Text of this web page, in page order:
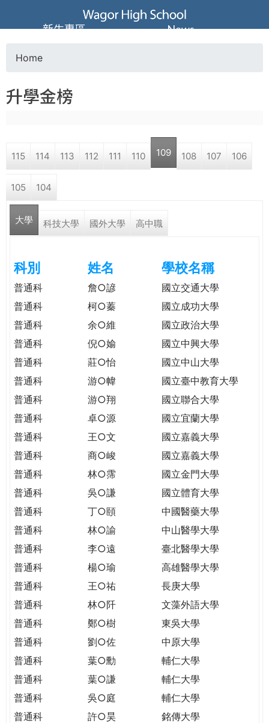
Jump to navigation
葳
格
高
學
格。
民。
WAGOR
TODAY
THE
WORLD
TOMORROW
PUTTING
YOU
THE
PATH
CITIZENSHIP
o
a
r
e
e
r
e
Home
升學金榜
115 114 113 112 111 110 109 108 107 106
105 104
大學 科技大學 國外大學 高中職
科別 姓名 學校名稱
普通科 詹○諺
國立交通大學
普通科
柯○蓁
國立成功大學
普通科
余○維
國立政治大學
普通科
倪○媮
國立中興大學
普通科
莊○怡
國立中山大學
普通科
游○幃
國立臺中教育大學
普通科
游○翔
國立聯合大學
普通科
卓○源
國立宜蘭大學
普通科
王○文
國立嘉義大學
普通科
商○峻
國立嘉義大學
普通科
林○霈
國立金門大學
普通科
吳○謙
國立體育大學
普通科
丁○頤
中國醫藥大學
普通科
林○諭
中山醫學大學
普通科
李○遠
臺北醫學大學
普通科
楊○瑜
高雄醫學大學
普通科
王○祐
長庚大學
普通科
林○阡
文藻外語大學
普通科
鄭○樹
東吳大學
普通科
劉○佐
中原大學
普通科
葉○勳
輔仁大學
普通科
葉○謙
輔仁大學
普通科
吳○庭
輔仁大學
普通科
許○昊
銘傳大學
新生專區 News